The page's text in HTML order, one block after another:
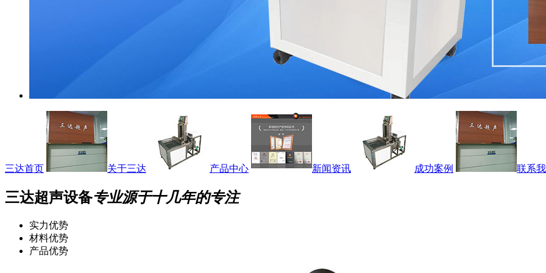
三达首页 关于三达 产品中心 新闻资讯 成功案例 联系
三达超声设备专业源于十几年的专注
实力优势
材料优势
产品优势